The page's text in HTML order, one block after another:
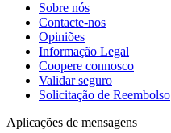
Sobre nós
Contacte-nos
Opiniões
Informação Legal
Coopere connosco
Validar seguro
Solicitação de Reembolso
Aplicações de mensagens